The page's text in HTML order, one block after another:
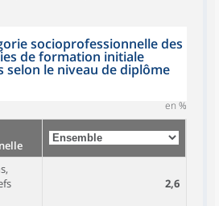
socioprofessionnelle des
de formation initiale
selon le niveau de diplôme
en %
2,6